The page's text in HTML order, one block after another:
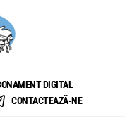
DIGITAL
CONTACTEAZĂ-NE